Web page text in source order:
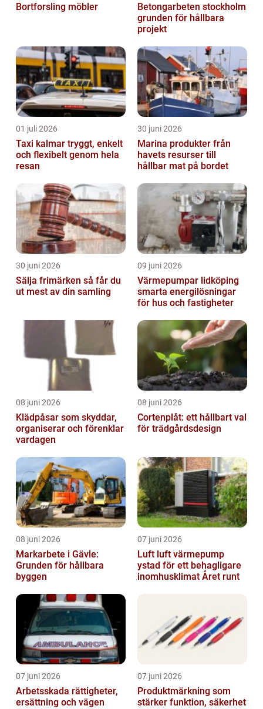
Bortforsling möbler
Betongarbeten stockholm
grunden för hållbara
projekt
01 juli 2026
Taxi kalmar tryggt, enkelt
och flexibelt genom hela
resan
30 juni 2026
Marina produkter från
havets resurser till
hållbar mat på bordet
30 juni 2026
Sälja frimärken så får du
ut mest av din samling
09 juni 2026
Värmepumpar lidköping
smarta energilösningar
för hus och fastigheter
08 juni 2026
Klädpåsar som skyddar,
organiserar och förenklar
vardagen
08 juni 2026
Cortenplåt: ett hållbart val
för trädgårdsdesign
08 juni 2026
Markarbete i Gävle:
Grunden för hållbara
byggen
07 juni 2026
Luft luft värmepump
ystad för ett behagligare
inomhusklimat Året runt
07 juni 2026
Arbetsskada rättigheter,
ersättning och vägen
07 juni 2026
Produktmärkning som
stärker funktion, säkerhet